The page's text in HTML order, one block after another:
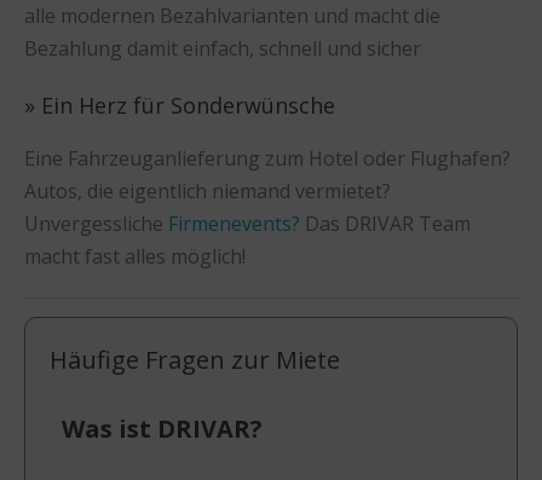
alle modernen Bezahlvarianten und macht die
Bezahlung damit einfach, schnell und sicher
» Ein Herz für Sonderwünsche
Eine Fahrzeuganlieferung zum Hotel oder Flughafen?
Autos, die eigentlich niemand vermietet?
Unvergessliche Firmenevents? Das DRIVAR Team
macht fast alles möglich!
Häufige Fragen zur Miete
Was ist DRIVAR?